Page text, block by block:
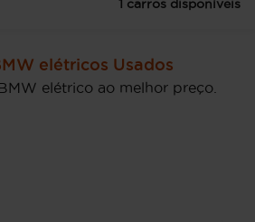
1 carros disponíveis
elétricos Usados
elétrico ao melhor preço.